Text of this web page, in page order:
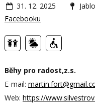
31. 12. 2025
Facebooku
Běhy pro radost,z.s.
E-mail:
Web: https://